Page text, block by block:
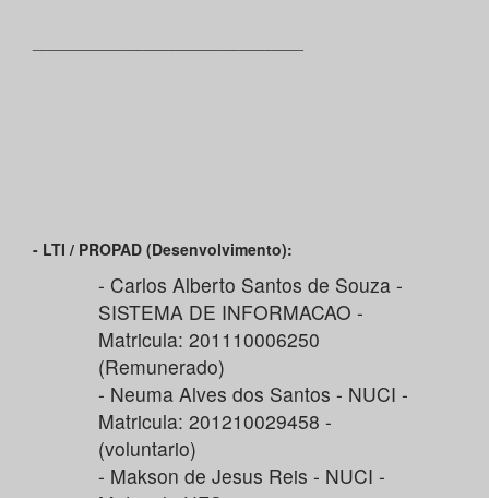
- LTI / PROPAD (Desenvolvimento):
- Carlos Alberto Santos de Souza -
SISTEMA DE INFORMACAO -
Matricula: 201110006250
(Remunerado)
- Neuma Alves dos Santos - NUCI -
Matricula: 201210029458 -
(voluntario)
- Makson de Jesus Reis - NUCI -